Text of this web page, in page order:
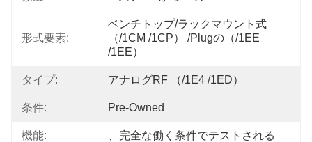
形式要素:
ベンチトップ/ラックマウント式
（/1CM /1CP） /Plugの（/1EE
/1EE）
タイプ: アナログRF （/1E4 /1ED）
条件: Pre-Owned
機能: 、完全な働く条件でテストされる